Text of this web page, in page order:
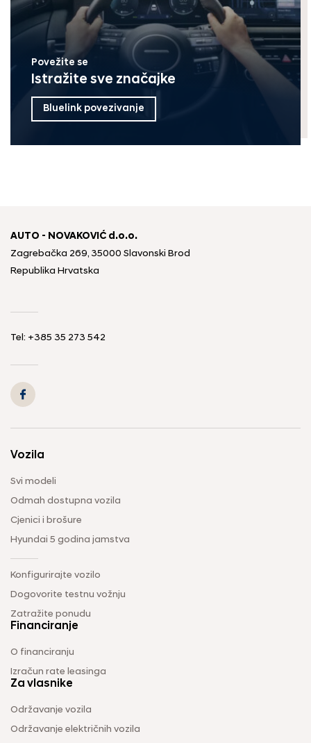
Povežite se
Istražite sve značajke
Bluelink povezivanje
AUTO - NOVAKOVIĆ d.o.o.
Zagrebačka 269, 35000 Slavonski Brod
Republika Hrvatska
Tel: +385 35 273 542
Vozila
Svi modeli
Odmah dostupna vozila
Cjenici i brošure
Hyundai 5 godina jamstva
Konfigurirajte vozilo
Dogovorite testnu vožnju
Zatražite ponudu
Financiranje
O financiranju
Izračun rate leasinga
Za vlasnike
Održavanje vozila
Održavanje električnih vozila